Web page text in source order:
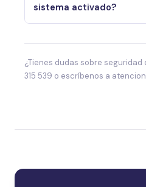
sistema activado?
¿Tienes dudas sobre
315 539 o escríbenos a